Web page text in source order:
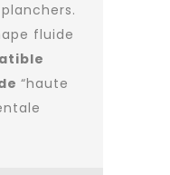
fluide
“haute